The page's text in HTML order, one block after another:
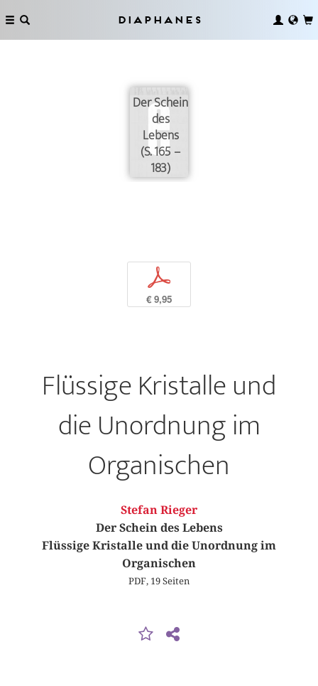
Diaphanes
Der Schein
des
Lebens
(S. 165 –
183)
p
€ 9,95
Flüssige Kristalle und
die Unordnung im
Organischen
Stefan Rieger
Der Schein des Lebens
Flüssige Kristalle und die Unordnung im
Organischen
PDF, 19 Seiten